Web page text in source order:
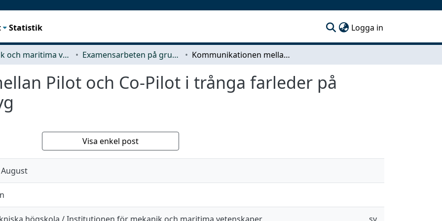
Statistik Logga in
Mekanik och maritima vetenskaper (M2) Examensarbeten på grundnivå Kommunikationen mellan Pilot och Co-Pilot i trånga farleder på svenska RO-PAX fartyg
Pilot och Co-Pilot i trånga farleder på
Visa enkel post